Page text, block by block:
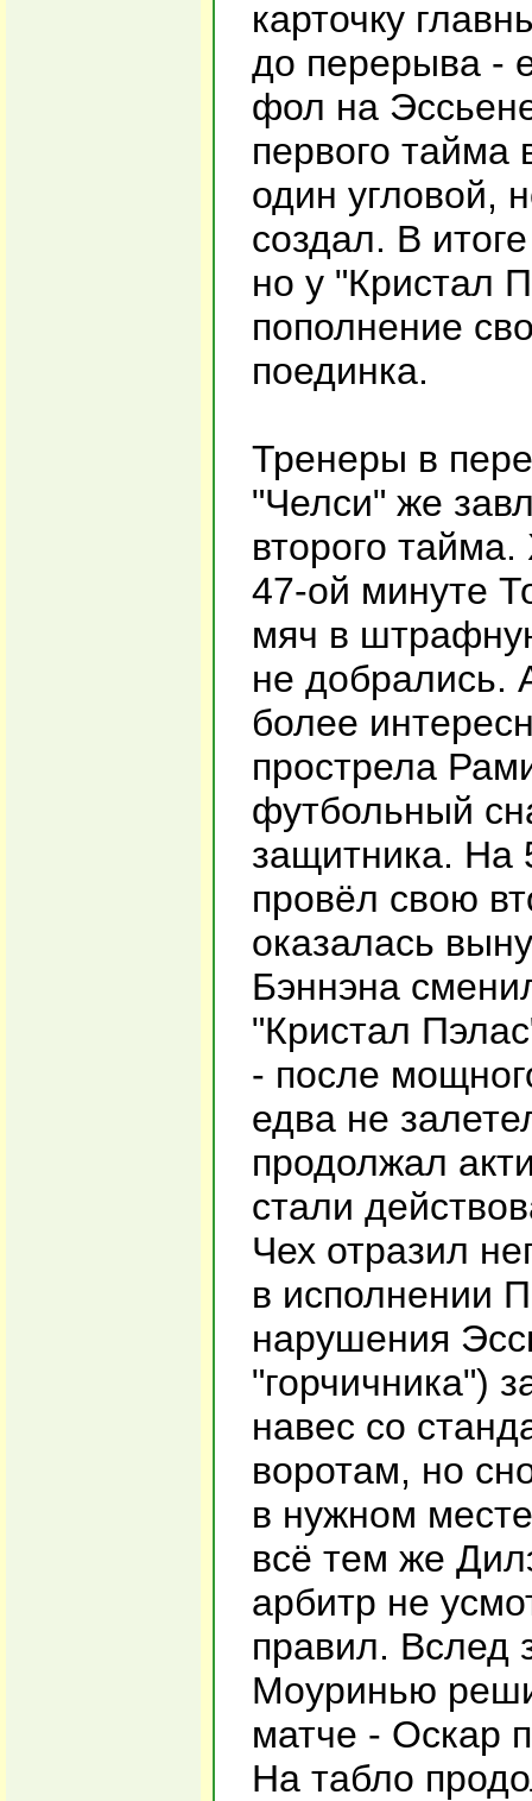
карточку
до перерыва -
фол на
первого тайма
один угловой,
создал. В
но у "Кристал
пополнение
поединка.
Тренеры в
"Челси" же
второго
47-ой минуте
мяч в
не добрались.
более
прострела
футбольный
защитника. На
провёл свою
оказалась
Бэннэна
"Кристал
- после
едва не
продолжал
стали
Чех отразил
в исполнении
нарушения
"горчичника")
навес со
воротам, но
в нужном
всё тем же
арбитр не
правил. Вслед
Моуринью
матче - Оскар
На табло